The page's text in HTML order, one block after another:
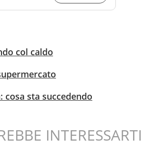
col caldo
sta succedendo
INTERESSARTI